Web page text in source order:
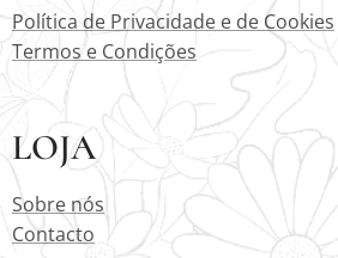
Política de Privacidade e de Cookies
Termos e Condições
LOJA
Sobre nós
Contacto